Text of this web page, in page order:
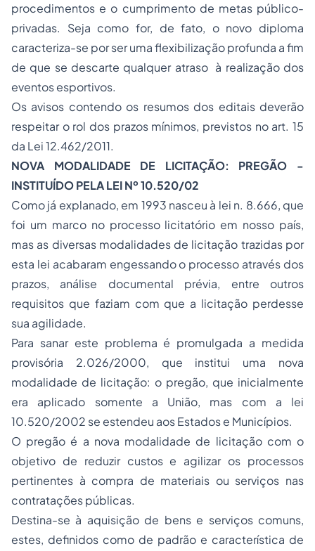
procedimentos e o cumprimento de metas público-
privadas. Seja como for, de fato, o novo diploma
caracteriza-se por ser uma flexibilização profunda a fim
de que se descarte qualquer atraso à realização dos
eventos esportivos.
Os avisos contendo os resumos dos editais deverão
respeitar orol dos prazosmínimos, previstos no art. 15
da Lei12.462/2011.
NOVA MODALIDADE DE LICITAÇÃO: PREGÃO -
INSTITUÍDO PELA LEI Nº 10.520/02
Como já explanado, em 1993 nasceu à lei n. 8.666, que
foi um marco no processo licitatório em nosso país,
mas as diversas modalidades de licitação trazidas por
esta lei acabaram engessando o processo através dos
prazos, análise documental prévia, entre outros
requisitos que faziam com que a licitação perdesse
sua agilidade.
Para sanar este problema é promulgada a medida
provisória 2.026/2000, que institui uma nova
modalidade de licitação: o pregão, que inicialmente
era aplicado somente a União, mas com a lei
10.520/2002 se estendeu aos Estados e Municípios.
O pregão é a nova modalidade de licitação com o
objetivo de reduzir custos e agilizar os processos
pertinentes à compra de materiais ou serviços nas
contratações públicas.
Destina-se à aquisição de bens e serviços comuns,
estes, definidos como de padrão e característica de